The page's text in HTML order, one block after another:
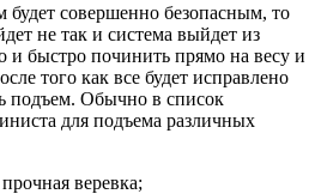
будет совершенно безопасным, то
не так и система выйдет из
и быстро починить прямо на весу и
того как все будет исправлено
подъем. Обычно в список
для подъема различных
веревка;